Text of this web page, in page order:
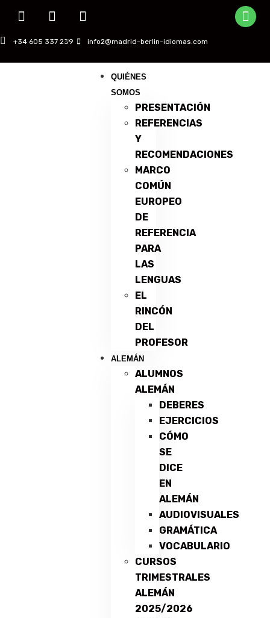
+34 605 337 239 info2@madrid-berlin-idiomas.com
QUIÉNES
SOMOS
PRESENTACIÓN
REFERENCIAS
Y
RECOMENDACIONES
MARCO
COMÚN
EUROPEO
DE
REFERENCIA
PARA
LAS
LENGUAS
EL
RINCÓN
DEL
PROFESOR
ALEMÁN
ALUMNOS
ALEMÁN
DEBERES
EJERCICIOS
CÓMO
SE
DICE
EN
ALEMÁN
AUDIOVISUALES
GRAMÁTICA
VOCABULARIO
CURSOS
TRIMESTRALES
ALEMÁN
2025/2026